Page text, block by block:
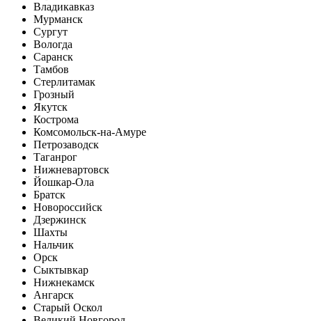
Владикавказ
Мурманск
Сургут
Вологда
Саранск
Тамбов
Стерлитамак
Грозный
Якутск
Кострома
Комсомольск-на-Амуре
Петрозаводск
Таганрог
Нижневартовск
Йошкар-Ола
Братск
Новороссийск
Дзержинск
Шахты
Нальчик
Орск
Сыктывкар
Нижнекамск
Ангарск
Старый Оскол